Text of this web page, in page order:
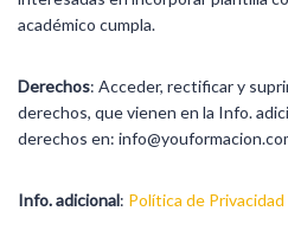
académico cumpla.
Derechos: Acceder, rectificar y
derechos, que vienen en la Info.
derechos en:
Info. adicional: Política de Privacidad